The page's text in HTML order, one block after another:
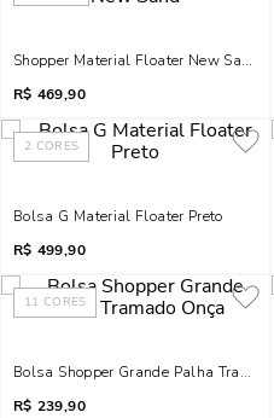
Shopper Material Floater New Sand
R$ 469,90
2 CORES
Bolsa G Material Floater Preto
R$ 499,90
11 CORES
Bolsa Shopper Grande Palha
R$ 239,90